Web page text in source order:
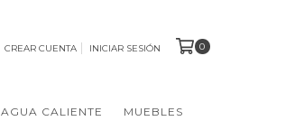
CREAR CUENTA INICIAR SESIÓN 0
AGUA CALIENTE MUEBLES